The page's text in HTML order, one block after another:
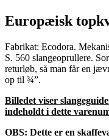
Europæisk
Fabrikat: Ecodora.
S. 560 slangeoprullere.
returløb, så man får en
op til ¾”.
Billedet viser
indeholdt i dette
OBS: Dette er en